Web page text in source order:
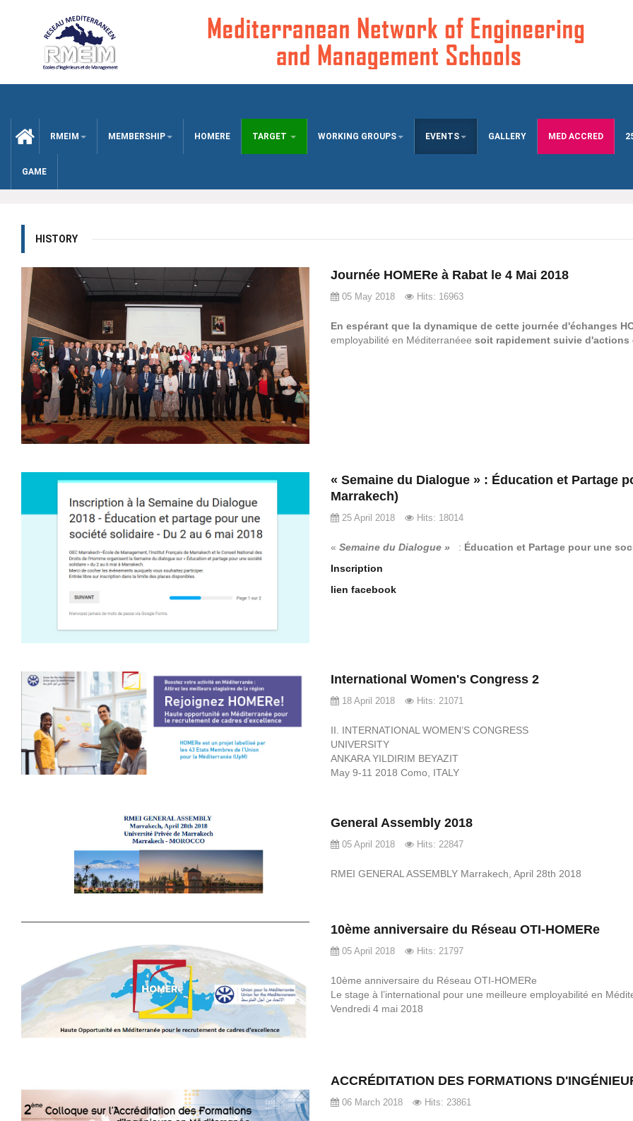
RMEIM MEMBERSHIP HOMERE TARGET WORKING GROUPS EVENTS GALLERY MED ACCRED
GAME
HISTORY
Journée HOMERe à Rabat le 4 Mai 2018
05 May 2018 Hits: 16963
En espérant que la dynamique de cette journée d'échanges
employabilité en Méditerranéee soit rapidement suivie
« Semaine du Dialogue » : Éducation et Partage
Marrakech)
25 April 2018 Hits: 18014
« Semaine du Dialogue » : Éducation et Partage pour une
Inscription
lien facebook
International Women's Congress 2
18 April 2018 Hits: 21071
II. INTERNATIONAL WOMEN’S CONGRESS
UNIVERSITY
ANKARA YILDIRIM BEYAZIT
May 9-11 2018 Como, ITALY
General Assembly 2018
05 April 2018 Hits: 22847
RMEI GENERAL ASSEMBLY Marrakech, April 28th 2018
10ème anniversaire du Réseau OTI-HOMERe
05 April 2018 Hits: 21797
10ème anniversaire du Réseau OTI-HOMERe
Le stage à l’international pour une meilleure employabilité en
Vendredi 4 mai 2018
ACCRÉDITATION DES FORMATIONS
06 March 2018 Hits: 23861